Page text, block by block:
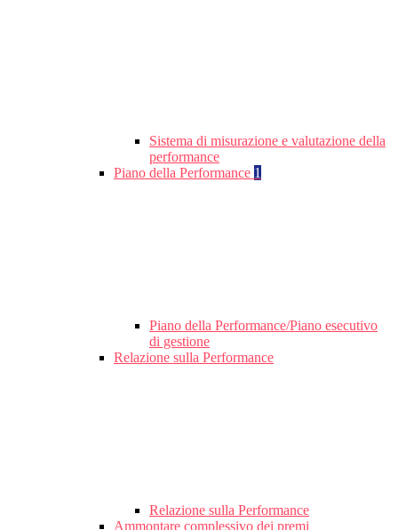
Sistema di misurazione e valutazione della
performance
Piano della Performance 1
Piano della Performance/Piano esecutivo
di gestione
Relazione sulla Performance
Relazione sulla Performance
Ammontare complessivo dei premi